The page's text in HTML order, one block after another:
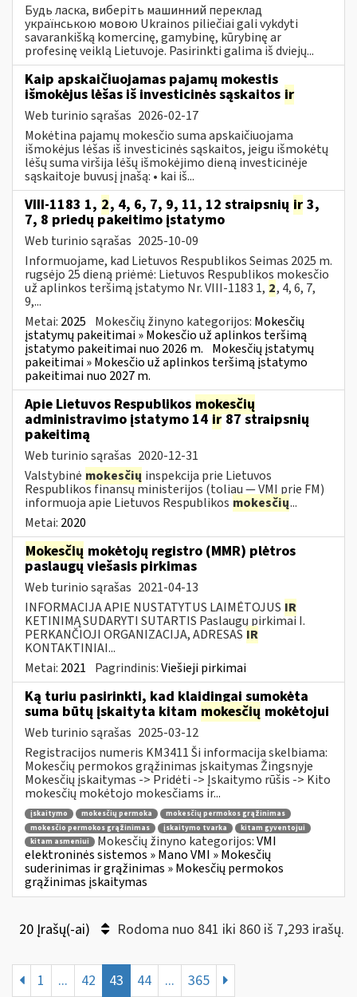
Будь ласка, виберіть машинний переклад
українською мовою Ukrainos piliečiai gali vykdyti
savarankišką komercinę, gamybinę, kūrybinę ar
profesinę veiklą Lietuvoje. Pasirinkti galima iš dviejų...
Kaip apskaičiuojamas pajamų mokestis
išmokėjus lėšas iš investicinės sąskaitos ir
Web turinio sąrašas 2026-02-17
Mokėtina pajamų mokesčio suma apskaičiuojama
išmokėjus lėšas iš investicinės sąskaitos, jeigu išmokėtų
lėšų suma viršija lėšų išmokėjimo dieną investicinėje
sąskaitoje buvusį įnašą: • kai iš...
VIII-1183 1, 2, 4, 6, 7, 9, 11, 12 straipsnių ir 3,
7, 8 priedų pakeitimo įstatymo
Web turinio sąrašas 2025-10-09
Informuojame, kad Lietuvos Respublikos Seimas 2025 m.
rugsėjo 25 dieną priėmė: Lietuvos Respublikos mokesčio
už aplinkos teršimą įstatymo Nr. VIII-1183 1, 2, 4, 6, 7,
9,...
Metai: 2025 Mokesčių žinyno kategorijos: Mokesčių
įstatymų pakeitimai » Mokesčio už aplinkos teršimą
įstatymo pakeitimai nuo 2026 m. Mokesčių įstatymų
pakeitimai » Mokesčio už aplinkos teršimą įstatymo
pakeitimai nuo 2027 m.
Apie Lietuvos Respublikos mokesčių
administravimo įstatymo 14ir87 straipsnių
pakeitimą
Web turinio sąrašas 2020-12-31
Valstybinė mokesčių inspekcija prie Lietuvos
Respublikos finansų ministerijos (toliau — VMI prie FM)
informuoja apie Lietuvos Respublikos mokesčių...
Metai: 2020
Mokesčių mokėtojų registro (MMR) plėtros
paslaugų viešasis pirkimas
Web turinio sąrašas 2021-04-13
INFORMACIJA APIE NUSTATYTUS LAIMĖTOJUS IR
KETINIMĄ SUDARYTI SUTARTIS Paslaugų pirkimai I.
PERKANČIOJI ORGANIZACIJA, ADRESAS IR
KONTAKTINIAI...
Metai: 2021 Pagrindinis:Viešieji pirkimai
Ką turiu pasirinkti, kad klaidingai sumokėta
suma būtų įskaityta kitam mokesčių mokėtojui
Web turinio sąrašas 2025-03-12
Registracijos numeris KM3411 Ši informacija skelbiama:
Mokesčių permokos grąžinimas įskaitymas Žingsnyje
Mokesčių įskaitymas -> Pridėti -> Įskaitymo rūšis -> Kito
mokesčių mokėtojo mokesčiams ir...
įskaitymo mokesčių permoka
mokesčių permokos grąžinimas
mokesčio permokos grąžinimas
įskaitymo tvarka
kitam gyventojui
kitam asmeniui
Mokesčių žinyno kategorijos:VMI
elektroninės sistemos » Mano VMI » Mokesčių
suderinimas ir grąžinimas » Mokesčių permokos
grąžinimas įskaitymas
20 Įrašų(-ai) Rodoma nuo 841 iki 860 iš 7,293 irašų.
1 ... 42 43 44 ... 365